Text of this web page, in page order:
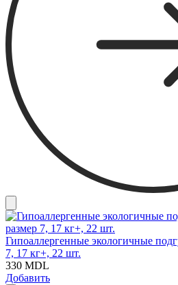
Гипоаллергенные экологичные
7, 17 кг+, 22 шт.
330 MDL
Добавить